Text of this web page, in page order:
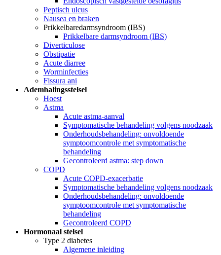
Peptisch ulcus
Nausea en braken
Prikkelbaredarmsyndroom (IBS)
Prikkelbare darmsyndroom (IBS)
Diverticulose
Obstipatie
Acute diarree
Worminfecties
Fissura ani
Ademhalingsstelsel
Hoest
Astma
Acute astma-aanval
Symptomatische behandeling volgens noodzaak
Onderhoudsbehandeling: onvoldoende
symptoomcontrole met symptomatische
behandeling
Gecontroleerd astma: step down
COPD
Acute COPD-exacerbatie
Symptomatische behandeling volgens noodzaak
Onderhoudsbehandeling: onvoldoende
symptoomcontrole met symptomatische
behandeling
Gecontroleerd COPD
Hormonaal stelsel
Type 2 diabetes
Algemene inleiding